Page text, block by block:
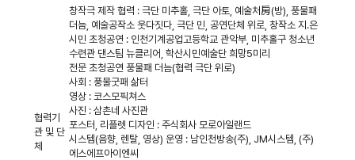
협력기
관 및 단
체
창작극 제작 협력 : 극단 미추홀, 극단 아토, 예술처房(방), 풍물패
더늠, 예술공작소 웃다짓다, 극단 민, 공연단체 위로, 창작소 지.은
시민 초청공연 : 인천기계공업고등학교 관악부, 미추홀구 청소년
수련관 댄스팀 뉴클리어, 학산시민예술단 희망5미리
전문 초청공연 풍물패 더늠(협력 극단 위로)
사회 : 풍물굿패 삶터
영상 : 코스모픽쳐스
사진 : 삼촌네 사진관
포스터, 리플렛 디자인 : 주식회사 모로아일랜드
시스템(음향, 렌탈, 영상) 운영 : 남인천방송(주), JM시스템, (주)
에스에프아이엔씨